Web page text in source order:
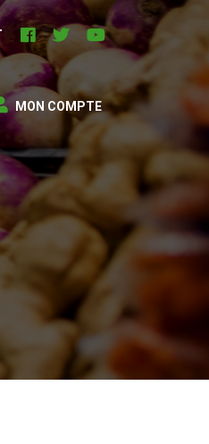
MON COMPTE